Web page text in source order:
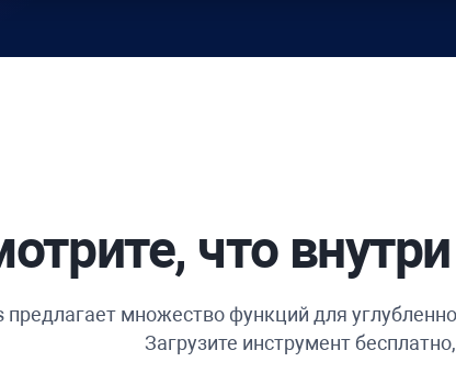
что внутри
предлагает множество функций для
Загрузите инструмент